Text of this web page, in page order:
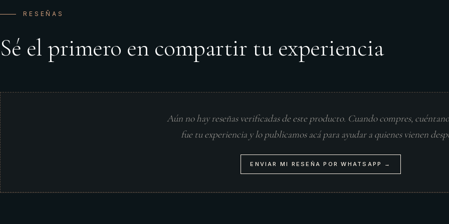
RESEÑAS
Sé el primero en compartir tu experiencia
Aún no hay reseñas verificadas de este producto. Cuando compres,
fue tu experiencia y lo publicamos acá para ayudar a quienes vienen
ENVIAR MI RESEÑA POR WHATSAPP →